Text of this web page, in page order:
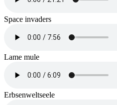
Space invaders
Lame mule
Erbsenweltseele